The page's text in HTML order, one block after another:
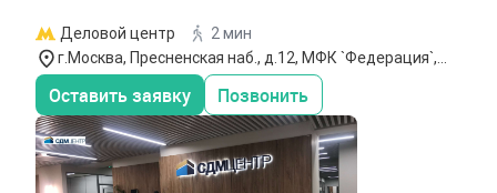
Деловой центр
2 мин
г.Москва, Пресненская наб., д.12, МФК `Федерация`,
Башня `А` (Восток),35 этаж
Оставить заявку Позвонить